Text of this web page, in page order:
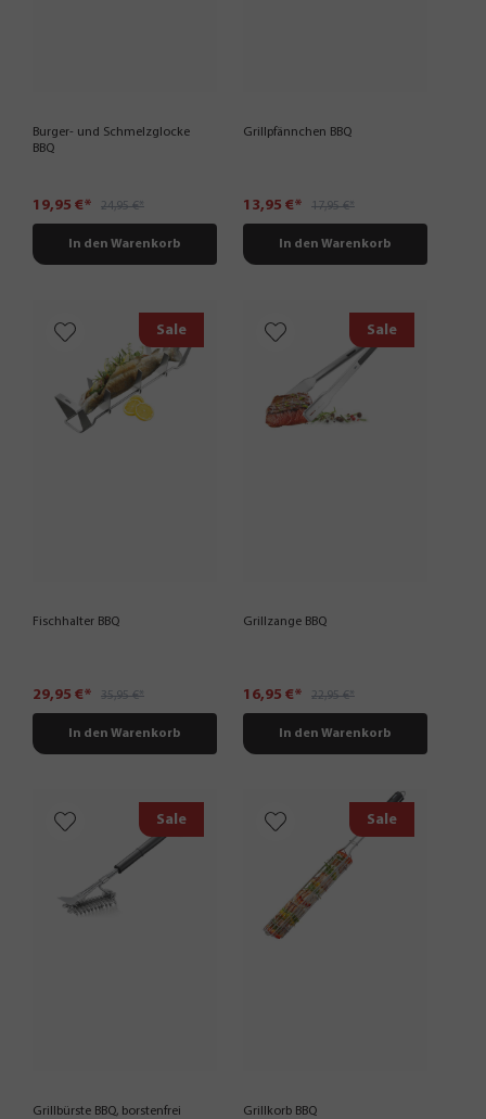
Burger- und Schmelzglocke
BBQ
19,95 €* 24,95 €*
In den Warenkorb
Grillpfännchen BBQ
13,95 €* 17,95 €*
In den Warenkorb
Sale
Fischhalter BBQ
29,95 €* 35,95 €*
In den Warenkorb
Sale
Grillzange BBQ
16,95 €* 22,95 €*
In den Warenkorb
Sale
Grillbürste BBQ, borstenfrei
Sale
Grillkorb BBQ